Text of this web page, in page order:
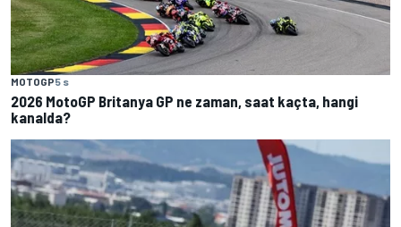
MOTOGP5 s
2026 MotoGP Britanya GP ne zaman, saat kaçta, hangi
kanalda?